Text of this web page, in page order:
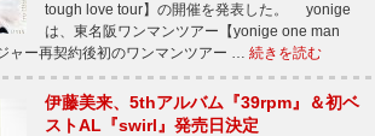
tough love tour】の開催を発表した。 yonige
は、東名阪ワンマンツアー【yonige one man
ャー再契約後初のワンマンツアー … 続きを読む
伊藤美来、5thアルバム『39rpm』＆初ベ
ストAL『swirl』発売日決定